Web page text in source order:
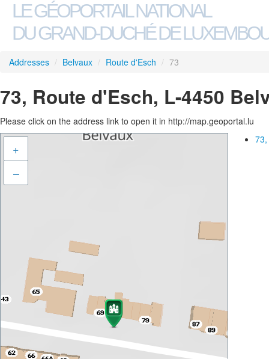
LE GÉOPORTAIL NATIONAL
DU GRAND-DUCHÉ DE
Addresses / Belvaux / Route d'Esch / 73
73, Route d'Esch, L-4450
Please click on the address link to open it in http://map.geoportal.lu
+
–